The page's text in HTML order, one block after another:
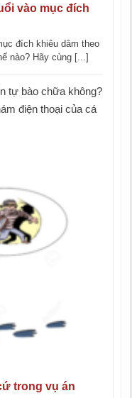
vào mục đích
đích khiêu dâm theo
nào? Hãy cùng [...]
tự bào chữa không?
điện thoại của cá
trong vụ án